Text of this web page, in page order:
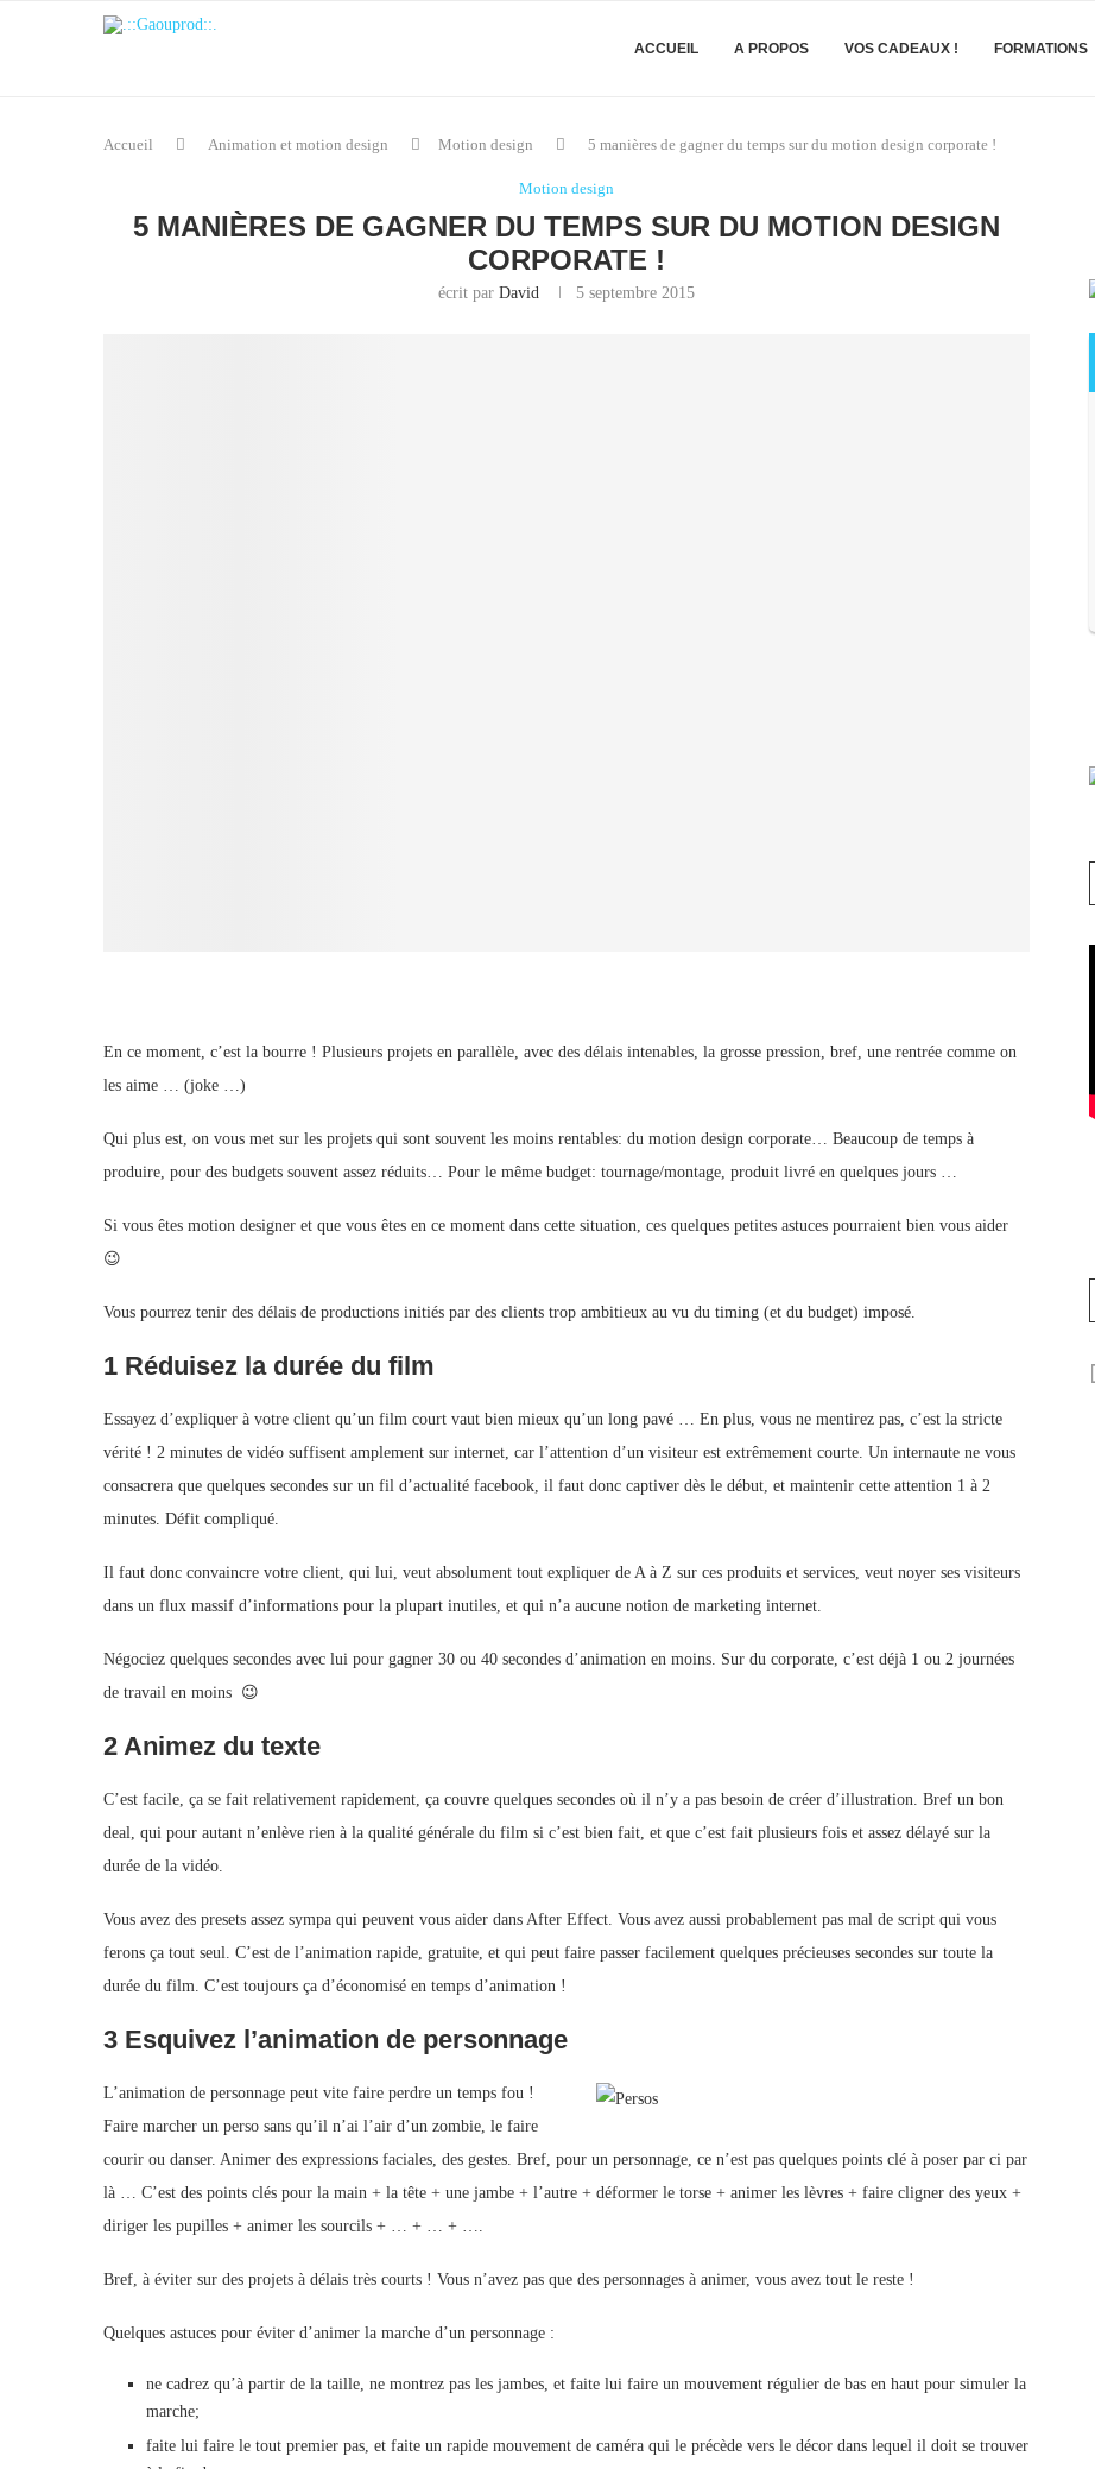
ACCUEIL A PROPOS VOS CADEAUX ! FORMATIONS
Accueil Animation et motion design Motion design 5 manières de gagner du temps sur du motion design corporate !
Motion design
5 MANIÈRES DE GAGNER DU TEMPS SUR DU MOTION DESIGN
CORPORATE !
écrit par David 5 septembre 2015
En ce moment, c’est la bourre ! Plusieurs projets en parallèle, avec des délais intenables, la grosse pression, bref, une rentrée comme on
les aime … (joke …)
Qui plus est, on vous met sur les projets qui sont souvent les moins rentables: du motion design corporate… Beaucoup de temps à
produire, pour des budgets souvent assez réduits… Pour le même budget: tournage/montage, produit livré en quelques jours …
Si vous êtes motion designer et que vous êtes en ce moment dans cette situation, ces quelques petites astuces pourraient bien vous aider
😉
Vous pourrez tenir des délais de productions initiés par des clients trop ambitieux au vu du timing (et du budget) imposé.
1 Réduisez la durée du film
Essayez d’expliquer à votre client qu’un film court vaut bien mieux qu’un long pavé … En plus, vous ne mentirez pas, c’est la stricte
vérité ! 2 minutes de vidéo suffisent amplement sur internet, car l’attention d’un visiteur est extrêmement courte. Un internaute ne vous
consacrera que quelques secondes sur un fil d’actualité facebook, il faut donc captiver dès le début, et maintenir cette attention 1 à 2
minutes. Défit compliqué.
Il faut donc convaincre votre client, qui lui, veut absolument tout expliquer de A à Z sur ces produits et services, veut noyer ses visiteurs
dans un flux massif d’informations pour la plupart inutiles, et qui n’a aucune notion de marketing internet.
Négociez quelques secondes avec lui pour gagner 30 ou 40 secondes d’animation en moins. Sur du corporate, c’est déjà 1 ou 2 journées
de travail en moins 😉
2 Animez du texte
C’est facile, ça se fait relativement rapidement, ça couvre quelques secondes où il n’y a pas besoin de créer d’illustration. Bref un bon
deal, qui pour autant n’enlève rien à la qualité générale du film si c’est bien fait, et que c’est fait plusieurs fois et assez délayé sur la
durée de la vidéo.
Vous avez des presets assez sympa qui peuvent vous aider dans After Effect. Vous avez aussi probablement pas mal de script qui vous
ferons ça tout seul. C’est de l’animation rapide, gratuite, et qui peut faire passer facilement quelques précieuses secondes sur toute la
durée du film. C’est toujours ça d’économisé en temps d’animation !
3 Esquivez l’animation de personnage
L’animation de personnage peut vite faire perdre un temps fou !
Faire marcher un perso sans qu’il n’ai l’air d’un zombie, le faire
courir ou danser. Animer des expressions faciales, des gestes. Bref, pour un personnage, ce n’est pas quelques points clé à poser par ci par
là … C’est des points clés pour la main + la tête + une jambe + l’autre + déformer le torse + animer les lèvres + faire cligner des yeux +
diriger les pupilles + animer les sourcils + … + … + ….
Bref, à éviter sur des projets à délais très courts ! Vous n’avez pas que des personnages à animer, vous avez tout le reste !
Quelques astuces pour éviter d’animer la marche d’un personnage :
ne cadrez qu’à partir de la taille, ne montrez pas les jambes, et faite lui faire un mouvement régulier de bas en haut pour simuler la
marche;
faite lui faire le tout premier pas, et faite un rapide mouvement de caméra qui le précède vers le décor dans lequel il doit se trouver